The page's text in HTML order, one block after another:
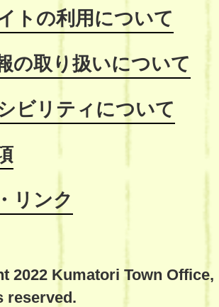
トの利用について
の取り扱いについて
ビリティについて
リンク
2022 Kumatori Town Office,
reserved.